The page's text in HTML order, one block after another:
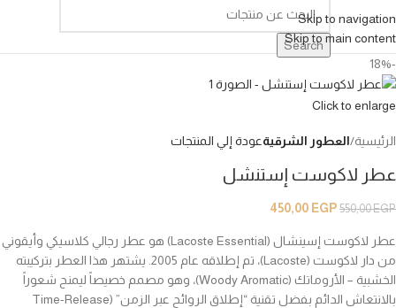
Skip to navigation
Skip to main content
Search
-18%
Click to enlarge
الرئيسية العطور الشرقيةعودة إلي المنتجات
عطر لاكوست إستنشل
550,00EGP
450,00 EGP
عطر لاكوست إسينشال (Lacoste Essential) هو عطر رجالي كلاسيكي وأيقوني
من دار لاكوست (Lacoste)، تم إطلاقه عام 2005. يشتهر هذا العطر بتركيبته
الخشبية – الأروماتك (Woody Aromatic)، وهو مصمم خصيصاً ليمنح شعوراً
بالانتعاش الدائم بفضل تقنية “إطلاق الروائح عبر الزمن” (Time-Release